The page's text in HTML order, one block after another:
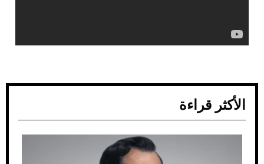
الأكثر قراءة